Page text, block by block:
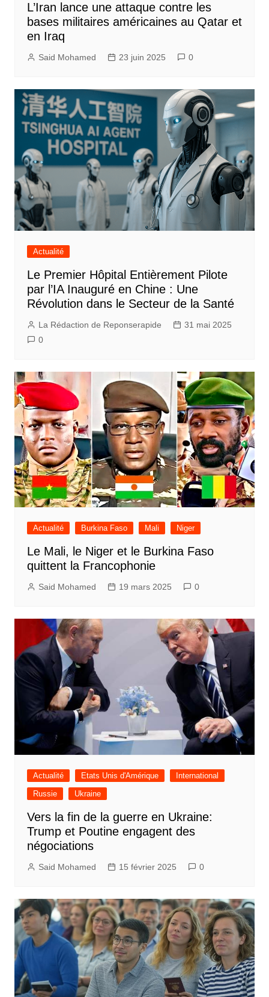
L’Iran lance une attaque contre les
bases militaires américaines au Qatar et
en Iraq
Said Mohamed 23 juin 2025 0
Actualité
Le Premier Hôpital Entièrement Pilote
par l’IA Inauguré en Chine : Une
Révolution dans le Secteur de la Santé
La Rédaction de Reponserapide
31 mai 2025
0
Actualité Burkina Faso Mali Niger
Le Mali, le Niger et le Burkina Faso
quittent la Francophonie
Said Mohamed 19 mars 2025 0
Actualité Etats Unis d'Amérique
International
Russie
Ukraine
Vers la fin de la guerre en Ukraine:
Trump et Poutine engagent des
négociations
Said Mohamed 15 février 2025 0